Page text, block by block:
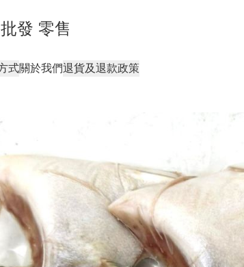
發 零售
式關於我們退貨及退款政策